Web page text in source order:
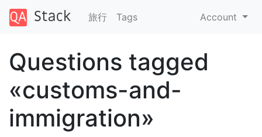
旅行 Tags Account
Questions tagged
«customs-and-
immigration»